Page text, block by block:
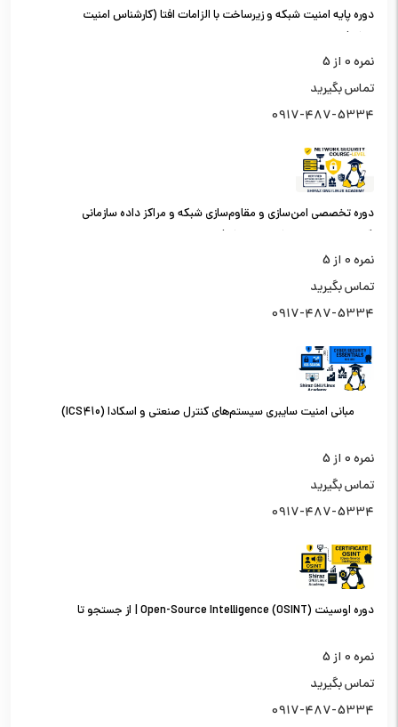
دوره پایه امنیت شبکه و زیرساخت با الزامات افتا (کارشناس امنیت
شبکه)
نمره0 از 5
تماس بگیرید
0917-487-5334
دوره تخصصی امن‌سازی و مقاوم‌سازی شبکه و مراکز داده سازمانی
(کارشناس امنیت شبکه سطح یک)
نمره0 از 5
تماس بگیرید
0917-487-5334
مبانی امنیت سایبری سیستم‌های کنترل صنعتی و اسکادا (ICS410)
نمره0 از 5
تماس بگیرید
0917-487-5334
دوره اوسینت (OSINT) Open-Source Intelligence | از جستجو تا
نمره0 از 5
تماس بگیرید
0917-487-5334